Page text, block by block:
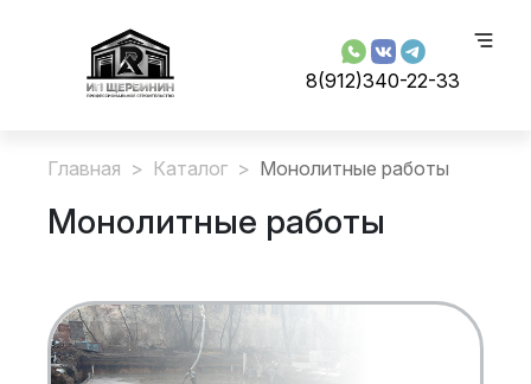
8(912)340-22-33
Строка навигации
Главная Каталог Монолитные работы
Монолитные работы